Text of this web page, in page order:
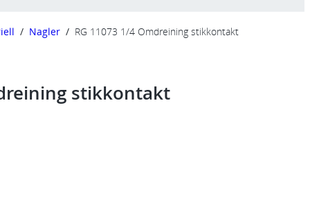
/ Nagler / RG 11073 1/4 Omdreining stikkontakt
stikkontakt